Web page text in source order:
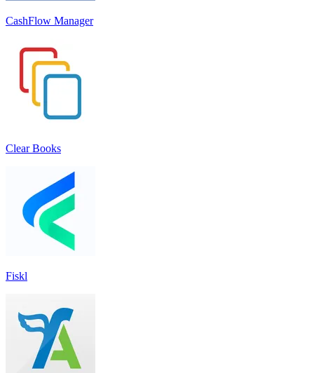
CashFlow Manager
Clear Books
Fiskl